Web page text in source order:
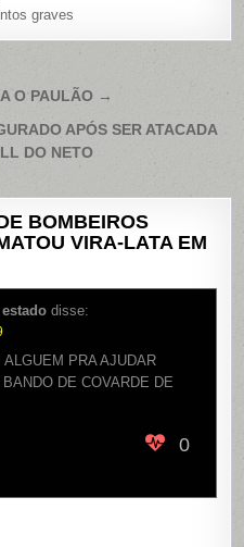
graves
O PAULÃO →
APÓS SER ATACADA
DO NETO
BOMBEIROS
VIRA-LATA EM
disse:
PRA AJUDAR
DE COVARDE DE
0